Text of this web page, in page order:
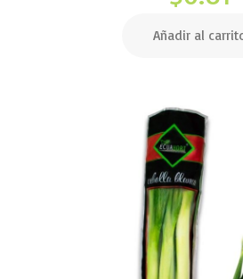
Añadir al